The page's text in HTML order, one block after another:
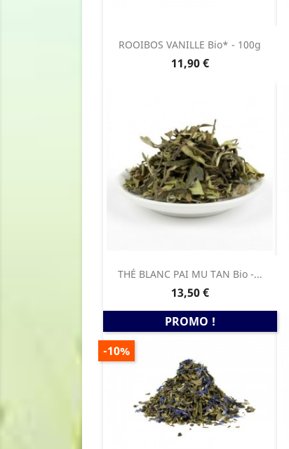
ROOIBOS VANILLE Bio* - 100g
Prix
11,90 €
THÉ BLANC PAI MU TAN Bio -...
Prix
13,50 €
PROMO !
PRIX
DE
-10%